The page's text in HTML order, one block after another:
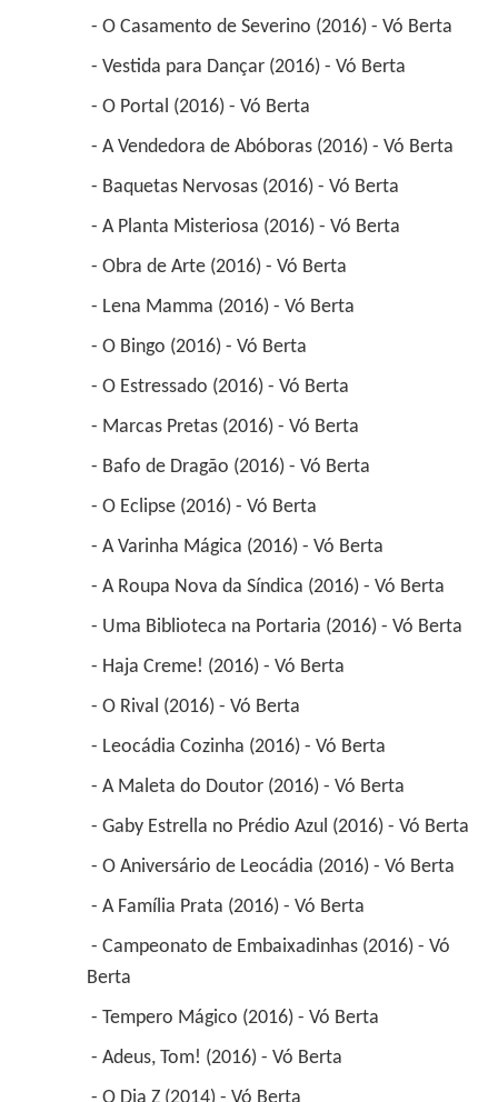
- O Casamento de Severino (2016) - Vó Berta
- Vestida para Dançar (2016) - Vó Berta
- O Portal (2016) - Vó Berta
- A Vendedora de Abóboras (2016) - Vó Berta
- Baquetas Nervosas (2016) - Vó Berta
- A Planta Misteriosa (2016) - Vó Berta
- Obra de Arte (2016) - Vó Berta
- Lena Mamma (2016) - Vó Berta
- O Bingo (2016) - Vó Berta
- O Estressado (2016) - Vó Berta
- Marcas Pretas (2016) - Vó Berta
- Bafo de Dragão (2016) - Vó Berta
- O Eclipse (2016) - Vó Berta
- A Varinha Mágica (2016) - Vó Berta
- A Roupa Nova da Síndica (2016) - Vó Berta
- Uma Biblioteca na Portaria (2016) - Vó Berta
- Haja Creme! (2016) - Vó Berta
- O Rival (2016) - Vó Berta
- Leocádia Cozinha (2016) - Vó Berta
- A Maleta do Doutor (2016) - Vó Berta
- Gaby Estrella no Prédio Azul (2016) - Vó Berta
- O Aniversário de Leocádia (2016) - Vó Berta
- A Família Prata (2016) - Vó Berta
Berta
- Tempero Mágico (2016) - Vó Berta
- Adeus, Tom! (2016) - Vó Berta